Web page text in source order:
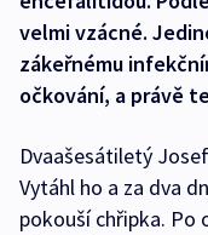
velmi vzácné.
zákeřnému
očkování, a právě
Dvaašesátiletý
Vytáhl ho a za dva
pokouší chřipka. Po